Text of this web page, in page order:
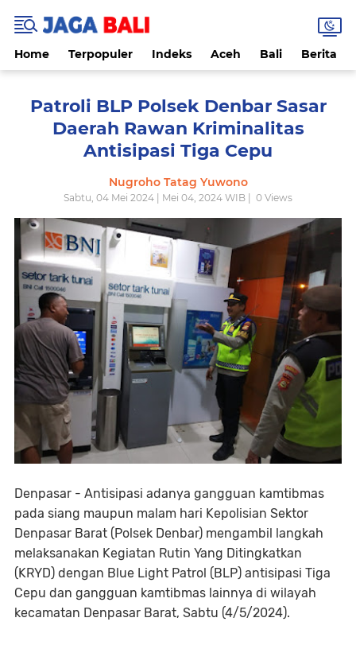
Home Terpopuler Indeks Aceh Bali Berita
Patroli BLP Polsek Denbar Sasar
Daerah Rawan Kriminalitas
Antisipasi Tiga Cepu
Nugroho Tatag Yuwono
Sabtu, 04 Mei 2024 | Mei 04, 2024 WIB | 0 Views
Denpasar - Antisipasi adanya gangguan kamtibmas
pada siang maupun malam hari Kepolisian Sektor
Denpasar Barat (Polsek Denbar) mengambil langkah
melaksanakan Kegiatan Rutin Yang Ditingkatkan
(KRYD) dengan Blue Light Patrol (BLP) antisipasi Tiga
Cepu dan gangguan kamtibmas lainnya di wilayah
kecamatan Denpasar Barat, Sabtu (4/5/2024).